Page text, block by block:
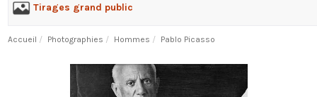
Tirages grand public
Accueil Photographies Hommes Pablo Picasso